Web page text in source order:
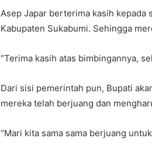
Asep Japar berterima kasih kepada
Kabupaten Sukabumi. Sehingga
“Terima kasih atas bimbingannya,
Dari sisi pemerintah pun, Bupati
mereka telah berjuang dan
“Mari kita sama sama berjuang